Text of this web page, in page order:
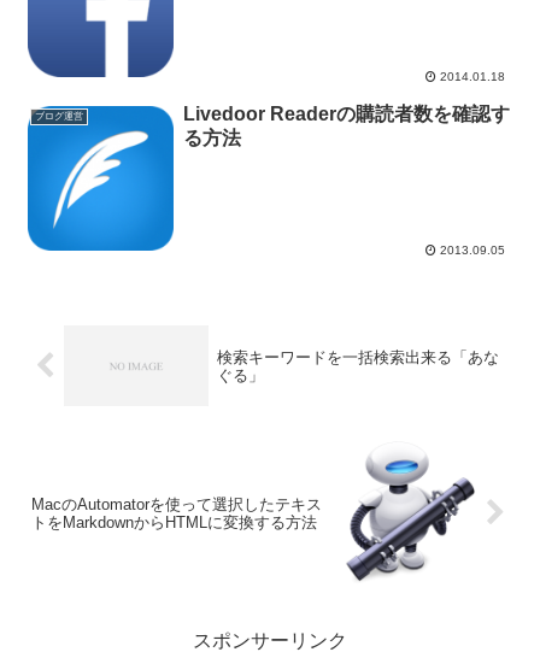
2014.01.18
ブログ運営
Livedoor Readerの購読者数を確認す
る方法
2013.09.05
検索キーワードを一括検索出来る「あな
ぐる」
MacのAutomatorを使って選択したテキス
トをMarkdownからHTMLに変換する方法
スポンサーリンク